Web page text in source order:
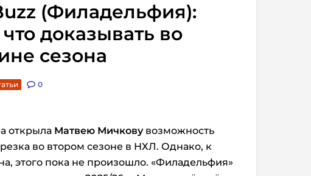
(Филадельфия):
доказывать во
сезона
0
открыла Матвею Мичковувозможность
во втором сезоне в НХЛ. Однако, к
этого пока не произошло. «Филадельфия»